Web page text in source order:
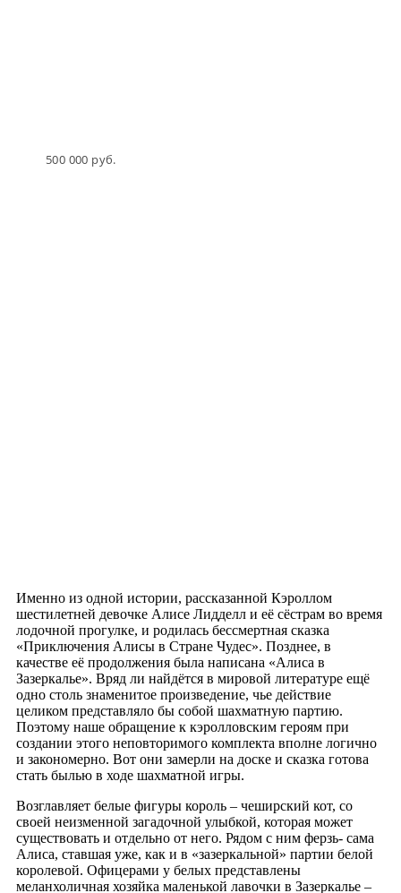
500 000 руб.
Именно из одной истории, рассказанной Кэроллом
шестилетней девочке Алисе Лидделл и её сёстрам во время
лодочной прогулке, и родилась бессмертная сказка
«Приключения Алисы в Стране Чудес». Позднее, в
качестве её продолжения была написана «Алиса в
Зазеркалье». Вряд ли найдётся в мировой литературе ещё
одно столь знаменитое произведение, чье действие
целиком представляло бы собой шахматную партию.
Поэтому наше обращение к кэролловским героям при
создании этого неповторимого комплекта вполне логично
и закономерно. Вот они замерли на доске и сказка готова
стать былью в ходе шахматной игры.
Возглавляет белые фигуры король – чеширский кот, со
своей неизменной загадочной улыбкой, которая может
существовать и отдельно от него. Рядом с ним ферзь- сама
Алиса, ставшая уже, как и в «зазеркальной» партии белой
королевой. Офицерами у белых представлены
меланхоличная хозяйка маленькой лавочки в Зазеркалье –